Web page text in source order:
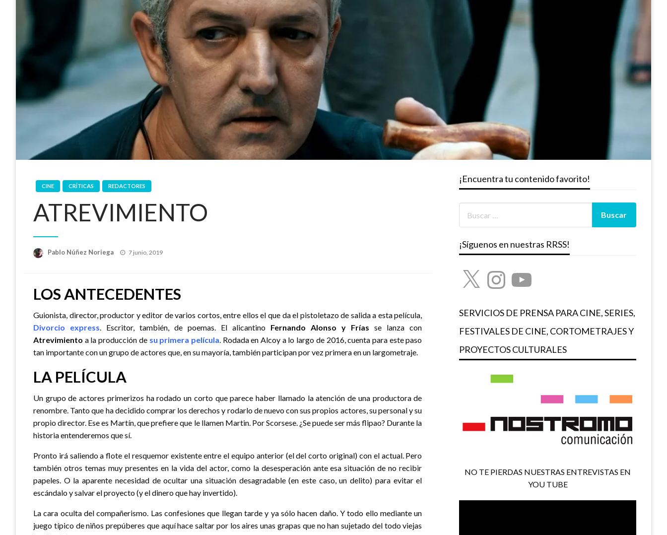
CINE CRÍTICAS REDACTORES
ATREVIMIENTO
Pablo Núñez Noriega
Publicado
7 junio, 2019
LOS ANTECEDENTES
Guionista, director, productor y editor de varios cortos, entre ellos el que da el pistoletazo de salida a esta película,
Divorcio express. Escritor, también, de poemas. El alicantino Fernando Alonso y Frías se lanza con
Atrevimiento a la producción de su primera película. Rodada en Alcoy a lo largo de 2016, cuenta para este paso
tan importante con un grupo de actores que, en su mayoría, también participan por vez primera en un largometraje.
LA PELÍCULA
Un grupo de actores primerizos ha rodado un corto que parece haber llamado la atención de una productora de
renombre. Tanto que ha decidido comprar los derechos y rodarlo de nuevo con sus propios actores, su personal y su
propio director. Ese es Martín, que prefiere que le llamen Martin. Por Scorsese. ¿Se puede ser más flipao? Durante la
historia entenderemos que sí.
Pronto irá saliendo a flote el resquemor existente entre el equipo anterior (el del corto original) con el actual. Pero
también otros temas muy presentes en la vida del actor, como la desesperación ante esa situación de no recibir
papeles. O la aparente necesidad de ocultar una situación desagradable (en este caso, un delito) para evitar el
escándalo y salvar el proyecto (y el dinero que hay invertido).
La cara oculta del compañerismo. Las confesiones que llegan tarde y ya sólo hacen daño. Y todo ello mediante un
juego típico de niños prepúberes que aquí hace saltar por los aires unas grapas que no han sujetado del todo viejas
¡Encuentra tu contenido favorito!
¡Síguenos en nuestras RRSS!
X InstagramYouTube
SERVICIOS DE PRENSA PARA CINE, SERIES,
FESTIVALES DE CINE, CORTOMETRAJES Y
PROYECTOS CULTURALES
NO TE PIERDAS NUESTRAS ENTREVISTAS EN
YOU TUBE